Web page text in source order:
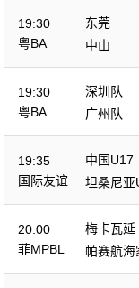
19:30
粤BA
东莞
中山
19:30
粤BA
深圳队
广州队
19:35
国际友谊
中国U17
坦桑尼亚
20:00
菲MPBL
梅卡瓦延
帕赛航海